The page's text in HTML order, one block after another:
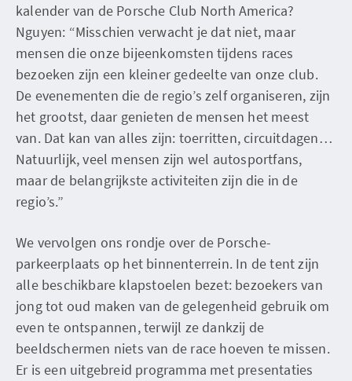
kalender van de Porsche Club North America?
Nguyen: “Misschien verwacht je dat niet, maar
mensen die onze bijeenkomsten tijdens races
bezoeken zijn een kleiner gedeelte van onze club.
De evenementen die de regio’s zelf organiseren, zijn
het grootst, daar genieten de mensen het meest
van. Dat kan van alles zijn: toerritten, circuitdagen…
Natuurlijk, veel mensen zijn wel autosportfans,
maar de belangrijkste activiteiten zijn die in de
regio’s.”
We vervolgen ons rondje over de Porsche-
parkeerplaats op het binnenterrein. In de tent zijn
alle beschikbare klapstoelen bezet: bezoekers van
jong tot oud maken van de gelegenheid gebruik om
even te ontspannen, terwijl ze dankzij de
beeldschermen niets van de race hoeven te missen.
Er is een uitgebreid programma met presentaties